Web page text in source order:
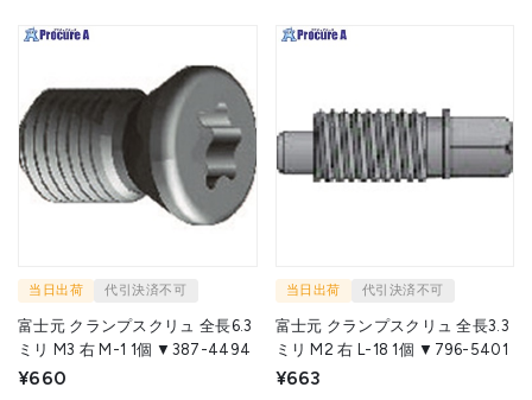
当日出荷 代引決済不可
富士元 クランプスクリュ 全長6.3
ミリ M3 右 M-1 1個 ▼387-4494
¥660
当日出荷 代引決済不可
富士元 クランプスクリュ 全長3.3
ミリ M2 右 L-18 1個 ▼796-5401
¥663